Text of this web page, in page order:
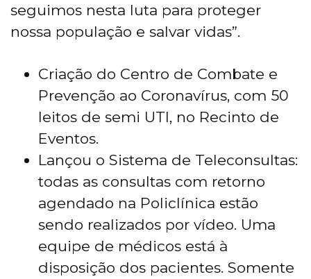
seguimos nesta luta para proteger
nossa população e salvar vidas”.
Criação do Centro de Combate e
Prevenção ao Coronavírus, com 50
leitos de semi UTI, no Recinto de
Eventos.
Lançou o Sistema de Teleconsultas:
todas as consultas com retorno
agendado na Policlínica estão
sendo realizados por vídeo. Uma
equipe de médicos está à
disposição dos pacientes. Somente